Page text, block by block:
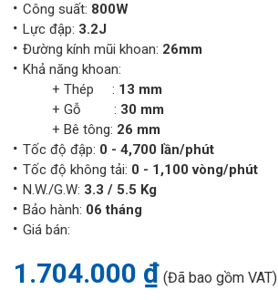
Công suất: 800W
Lực đập: 3.2J
Đường kính mũi khoan: 26mm
Khả năng khoan:
+ Thép : 13 mm
+ Gỗ : 30 mm
+ Bê tông: 26 mm
Tốc độ đập: 0 - 4,700 lần/phút
Tốc độ không tải: 0 - 1,100 vòng/phút
N.W./G.W: 3.3 / 5.5 Kg
Bảo hành: 06 tháng
Giá bán:
1.704.000 ₫ (Đã bao gồm VAT)